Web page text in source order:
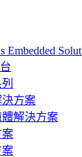
Embedded
方案
解決方案
案
案